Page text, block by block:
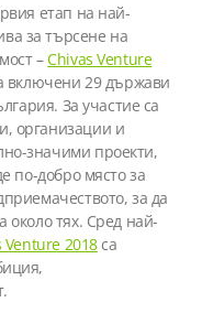
за търсене на
–Chivas Venture
включени 29 държави
За участие са
организации и
значими проекти,
по-добро място за
за да
около тях. Сред най-
Venture 2018са